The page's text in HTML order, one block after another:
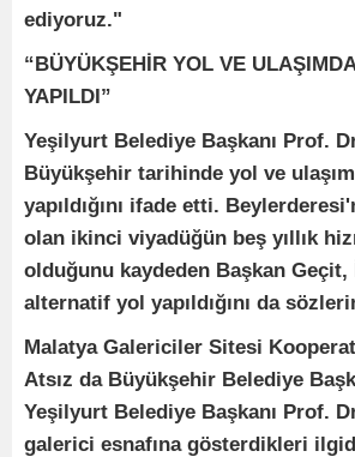
ediyoruz."
“BÜYÜKŞEHİR YOL VE
YAPILDI”
Yeşilyurt Belediye Başkanı Prof.
Büyükşehir tarihinde yol ve
yapıldığını ifade etti.
olan ikinci viyadüğün beş yıllık
olduğunu kaydeden Başkan Geçit,
alternatif yol yapıldığını da
Malatya Galericiler Sitesi
Atsız da Büyükşehir Belediye
Yeşilyurt Belediye Başkanı Prof.
galerici esnafına gösterdikleri